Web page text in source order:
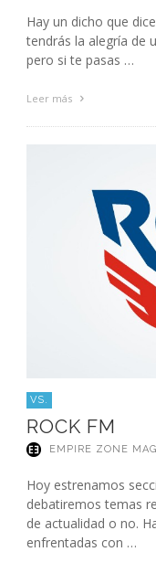
Hay un dicho que
tendrás la alegría de
pero si te pasas …
Leer más
VS.
ROCK FM
EMPIRE ZONE
Hoy estrenamos
debatiremos temas
de actualidad o no.
enfrentadas con …